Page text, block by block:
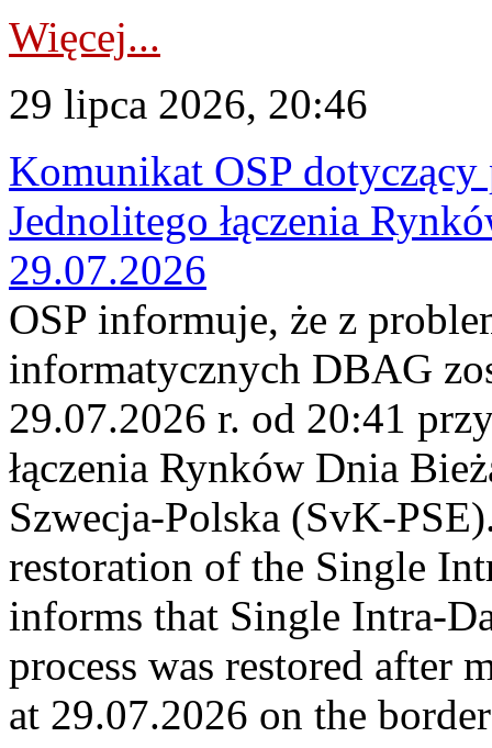
Więcej...
29 lipca 2026, 20:46
Komunikat OSP
Jednolitego łączenia
29.07.2026
OSP informuje, że z
informatycznych DBAG
29.07.2026 r. od 20:41
łączenia Rynków Dnia
Szwecja-Polska (SvK-
restoration of the Single
informs that Single Intra-
process was restored after
at 29.07.2026 on the